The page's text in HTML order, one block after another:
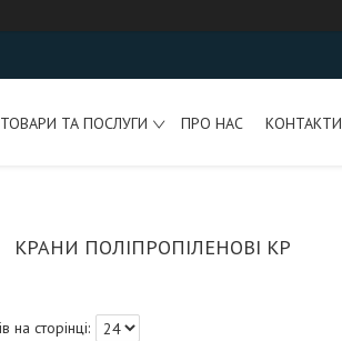
ТОВАРИ ТА ПОСЛУГИ ПРО НАС КОНТАКТИ
КРАНИ ПОЛІПРОПІЛЕНОВІ КР